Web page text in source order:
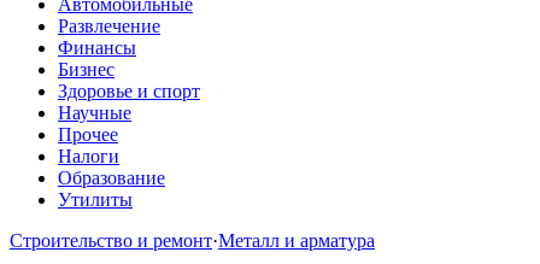
Автомобильные
Развлечение
Финансы
Бизнес
Здоровье и спорт
Научные
Прочее
Налоги
Образование
Утилиты
Строительство и ремонт·Металл и арматура